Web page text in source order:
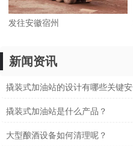
发往安徽宿州
新闻资讯
撬装式加油站的设计有哪些关键
撬装式加油站是什么产品？
大型酿酒设备如何清理呢？